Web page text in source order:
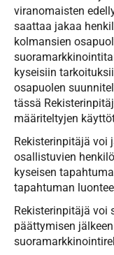
viranomaisten
saattaa jakaa
kolmansien
kyseisiin
osapuolen
tässä
määriteltyjen
Rekisterinpitäjä voi
osallistuvien
kyseisen
tapahtuman
Rekisterinpitäjä voi
päättymisen